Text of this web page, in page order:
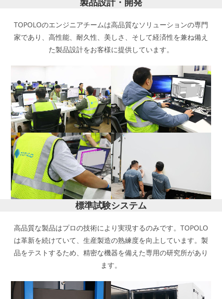
TOPOLOのエンジニアチームは高品質なソリューションの専門
家であり、高性能、耐久性、美しさ、そして経済性を兼ね備え
た製品設計をお客様に提供しています。
標準試験システム
高品質な製品はプロの技術により実現するのみです。TOPOLO
は革新を続けていて、生産製造の熟練度を向上しています。製
品をテストするため、精密な機器を備えた専用の研究所があり
ます。